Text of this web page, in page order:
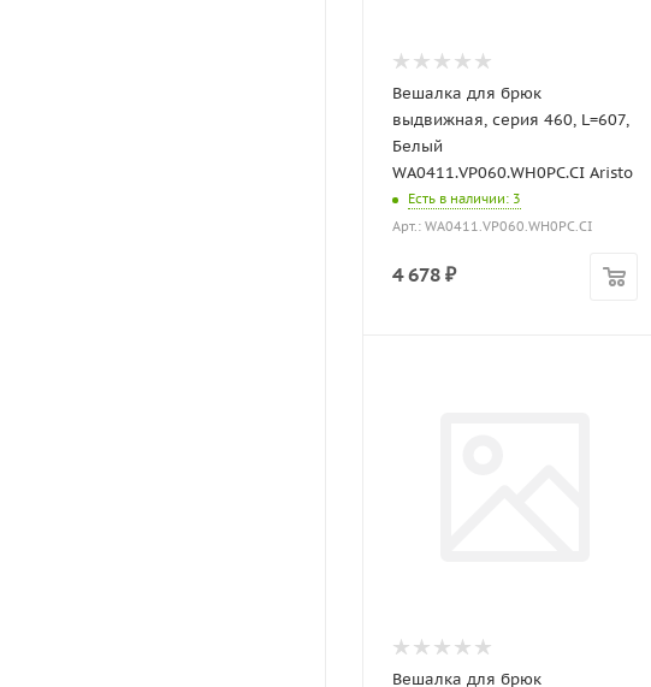
Вешалка для брюк
выдвижная, серия 460, L=607,
Белый
WA0411.VP060.WH0PC.CI Aristo
Есть в наличии: 3
Арт.: WA0411.VP060.WH0PC.CI
4 678 ₽
Вешалка для брюк